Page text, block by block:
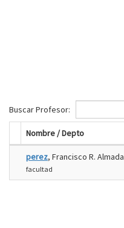
Buscar Profesor:
Nombre / Depto
perez, Francisco R. Almada
facultad